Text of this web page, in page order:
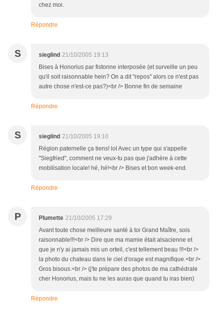
chez moi.
Répondre
S sieglind 21/10/2005 19:13
Bises à Honorius par fistonne interposée (et surveille un peu
qu'il soit raisonnable hein? On a dit "repos" alors ce n'est pas
autre chose n'est-ce pas?)<br /> Bonne fin de semaine
Répondre
S sieglind 21/10/2005 19:10
Région paternelle ça tiens! lol Avec un type qui s'appelle
"Siegfried", comment ne veux-tu pas que j'adhère à cette
mobilisation locale! hé, hé!<br /> Bises et bon week-end.
Répondre
P Plumette 21/10/2005 17:29
Avant toute chose meilleure santé à toi Grand Maître, sois
raisonnable!!!<br /> Dire que ma mamie était alsacienne et
que je n'y ai jamais mis un orteil, c'est tellement beau !!!<br />
la photo du chateau dans le ciel d'orage est magnifique.<br />
Gros bisous.<br /> (j'te prépare des photos de ma cathédrale
cher Honorius, mais tu ne les auras que quand tu iras bien)
Répondre